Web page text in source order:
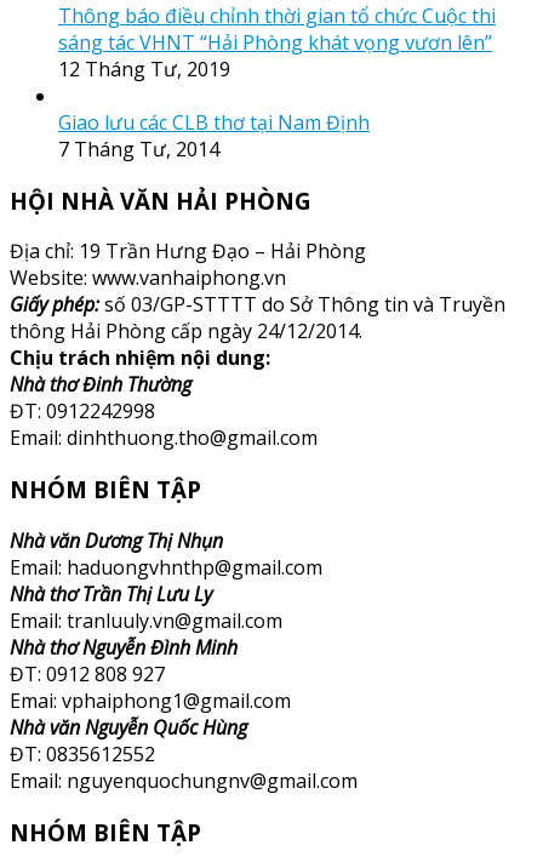
Thông báo điều chỉnh thời gian tổ chức Cuộc thi
sáng tác VHNT “Hải Phòng khát vọng vươn lên”
12 Tháng Tư, 2019
Giao lưu các CLB thơ tại Nam Định
7 Tháng Tư, 2014
HỘI NHÀ VĂN HẢI PHÒNG
Địa chỉ: 19 Trần Hưng Đạo – Hải Phòng
Website: www.vanhaiphong.vn
Giấy phép:số 03/GP-STTTT do Sở Thông tin và Truyền
thông Hải Phòng cấp ngày 24/12/2014.
Chịu trách nhiệm nội dung:
Nhà thơ Đinh Thường
ĐT: 0912242998
Email: dinhthuong.tho@gmail.com
NHÓM BIÊN TẬP
Nhà văn Dương Thị Nhụn
Email: haduongvhnthp@gmail.com
Nhà thơ Trần Thị Lưu Ly
Email: tranluuly.vn@gmail.com
Nhà thơ Nguyễn Đình Minh
ĐT: 0912 808 927
Emai: vphaiphong1@gmail.com
Nhà văn Nguyễn Quốc Hùng
ĐT: 0835612552
Email: nguyenquochungnv@gmail.com
NHÓM BIÊN TẬP